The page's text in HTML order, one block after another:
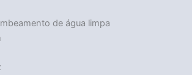
de água limpa